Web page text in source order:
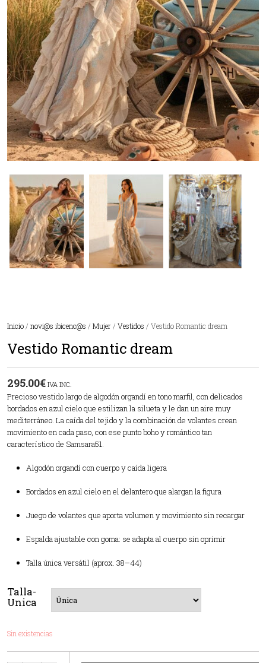
Inicio / novi@s ibicenc@s / Mujer / Vestidos / Vestido Romantic dream
Vestido Romantic dream
295.00€ IVA INC.
Precioso vestido largo de algodón organdí en tono marfil, con delicados
bordados en azul cielo que estilizan la silueta y le dan un aire muy
mediterráneo. La caída del tejido y la combinación de volantes crean
movimiento en cada paso, con ese punto boho y romántico tan
característico de Samsara51.
Algodón organdí con cuerpo y caída ligera
Bordados en azul cielo en el delantero que alargan la figura
Juego de volantes que aporta volumen y movimiento sin recargar
Espalda ajustable con goma: se adapta al cuerpo sin oprimir
Talla única versátil (aprox. 38–44)
Talla-
Unica
Sin existencias